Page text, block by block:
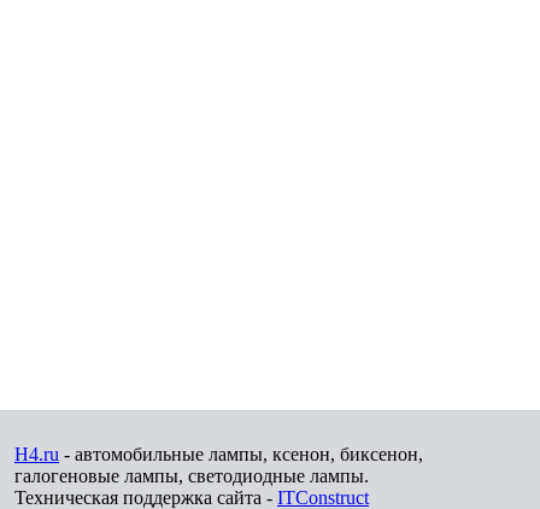
H4.ru - автомобильные лампы, ксенон, биксенон,
галогеновые лампы, светодиодные лампы.
Техническая поддержка сайта - ITConstruct